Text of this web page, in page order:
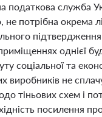
служба
не потрібна окрема
однієї
соціальної та
виробників не
тіньових схем і
посилення